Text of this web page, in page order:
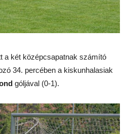
a két középcsapatnak számító
34. percében a kiskunhalasiak
góljával (0-1).